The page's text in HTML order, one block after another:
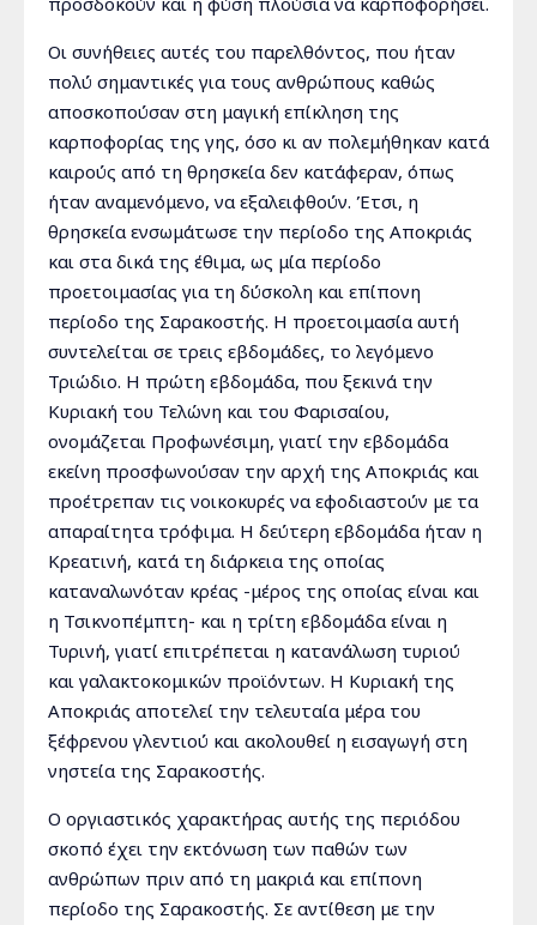
Οι συνήθειες αυτές του παρελθόντος, που ήταν
πολύ σημαντικές για τους ανθρώπους καθώς
αποσκοπούσαν στη μαγική επίκληση της
καρποφορίας της γης, όσο κι αν πολεμήθηκαν κατά
καιρούς από τη θρησκεία δεν κατάφεραν, όπως
ήταν αναμενόμενο, να εξαλειφθούν. Έτσι, η
θρησκεία ενσωμάτωσε την περίοδο της Αποκριάς
και στα δικά της έθιμα, ως μία περίοδο
προετοιμασίας για τη δύσκολη και επίπονη
περίοδο της Σαρακοστής. Η προετοιμασία αυτή
συντελείται σε τρεις εβδομάδες, το λεγόμενο
Τριώδιο. Η πρώτη εβδομάδα, που ξεκινά την
Κυριακή του Τελώνη και του Φαρισαίου,
ονομάζεται Προφωνέσιμη, γιατί την εβδομάδα
εκείνη προσφωνούσαν την αρχή της Αποκριάς και
προέτρεπαν τις νοικοκυρές να εφοδιαστούν με τα
απαραίτητα τρόφιμα. Η δεύτερη εβδομάδα ήταν η
Κρεατινή, κατά τη διάρκεια της οποίας
καταναλωνόταν κρέας -μέρος της οποίας είναι και
η Τσικνοπέμπτη- και η τρίτη εβδομάδα είναι η
Τυρινή, γιατί επιτρέπεται η κατανάλωση τυριού
και γαλακτοκομικών προϊόντων. Η Κυριακή της
Αποκριάς αποτελεί την τελευταία μέρα του
ξέφρενου γλεντιού και ακολουθεί η εισαγωγή στη
νηστεία της Σαρακοστής.
Ο οργιαστικός χαρακτήρας αυτής της περιόδου
σκοπό έχει την εκτόνωση των παθών των
ανθρώπων πριν από τη μακριά και επίπονη
περίοδο της Σαρακοστής. Σε αντίθεση με την